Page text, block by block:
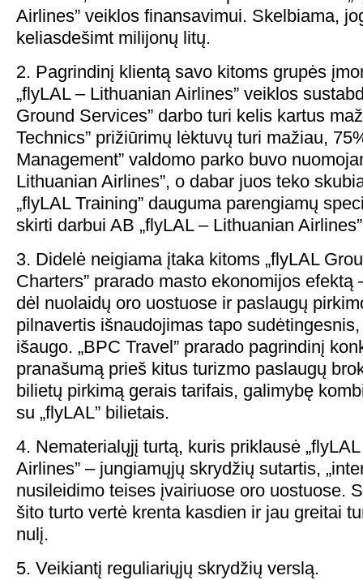
Airlines” veiklos finansavimui. Skelbiama,
keliasdešimt milijonų litų.
2. Pagrindinį klientą savo kitoms grupės
„flyLAL – Lithuanian Airlines” veiklos
Ground Services” darbo turi kelis kartus
Technics” prižiūrimų lėktuvų turi mažiau,
Management” valdomo parko buvo
Lithuanian Airlines”, o dabar juos teko
„flyLAL Training” dauguma parengiamų
skirti darbui AB „flyLAL – Lithuanian
3. Didelė neigiama įtaka kitoms „flyLAL
Charters” prarado masto ekonomijos efektą
dėl nuolaidų oro uostuose ir paslaugų
pilnavertis išnaudojimas tapo
išaugo. „BPC Travel” prarado pagrindinį
pranašumą prieš kitus turizmo paslaugų
bilietų pirkimą gerais tarifais, galimybę
su „flyLAL” bilietais.
4. Nematerialųjį turtą, kuris priklausė
Airlines” – jungiamųjų skrydžių sutartis,
nusileidimo teises įvairiuose oro uostuose.
šito turto vertė krenta kasdien ir jau greitai
nulį.
5. Veikiantį reguliariųjų skrydžių verslą.